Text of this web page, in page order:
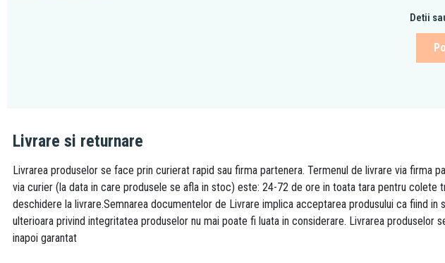
Detii
Livrare si returnare
Livrarea produselor se face prin curierat rapid sau firma partenera. Termenul de livrare via
via curier (la data in care produsele se afla in stoc) este: 24-72 de ore in toata tara pentru
deschidere la livrare.Semnarea documentelor de Livrare implica acceptarea produsului ca fiind
ulterioara privind integritatea produselor nu mai poate fi luata in considerare. Livrarea produselor
inapoi garantat